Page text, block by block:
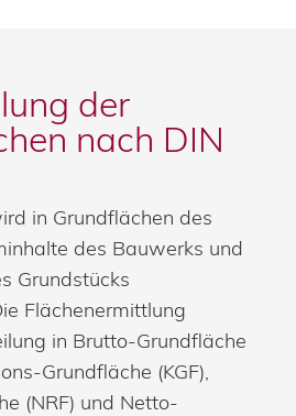
der
nach DIN
in Grundflächen des
des Bauwerks und
Grundstücks
Flächenermittlung
in Brutto-Grundfläche
Grundfläche (KGF),
(NRF) und Netto-